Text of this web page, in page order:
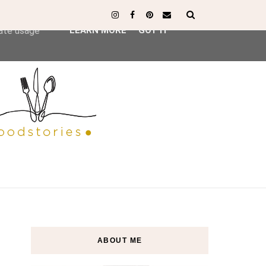
ABOUT ME
agent
usage
LEARN MORE GOT IT